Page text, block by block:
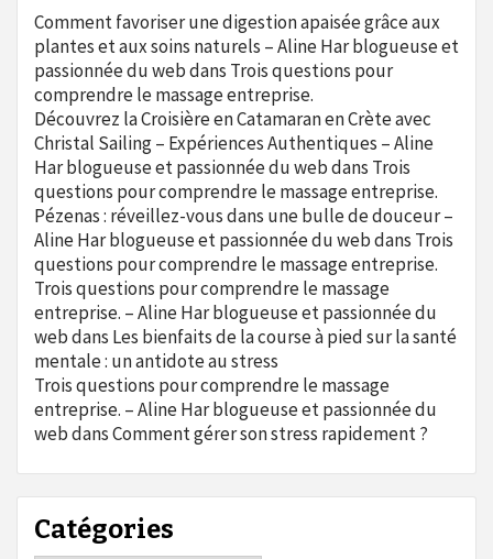
Comment favoriser une digestion apaisée grâce aux
plantes et aux soins naturels – Aline Har blogueuse et
passionnée du webdans Trois questions pour
comprendre le massage entreprise.
Découvrez la Croisière en Catamaran en Crète avec
Christal Sailing – Expériences Authentiques – Aline
Har blogueuse et passionnée du webdans Trois
questions pour comprendre le massage entreprise.
Pézenas : réveillez-vous dans une bulle de douceur –
Aline Har blogueuse et passionnée du webdans Trois
questions pour comprendre le massage entreprise.
Trois questions pour comprendre le massage
entreprise. – Aline Har blogueuse et passionnée du
webdans Les bienfaits de la course à pied sur la santé
mentale : un antidote au stress
Trois questions pour comprendre le massage
entreprise. – Aline Har blogueuse et passionnée du
webdansComment gérer son stress rapidement ?
Catégories